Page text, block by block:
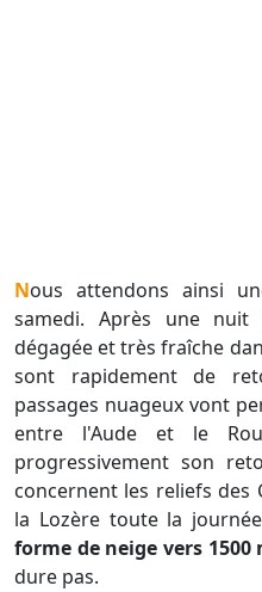
Nous attendons ainsi une nouvelle dégradation ce
samedi. Après une nuit
dégagée et très fraîche
sont rapidement de
passages nuageux vont
entre l'Aude et le
progressivement son
concernent les reliefs des
la Lozère toute la
forme de neige vers
dure pas.